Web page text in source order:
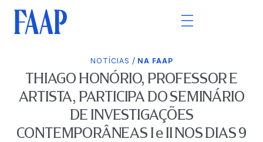
NOTÍCIAS / NA FAAP
THIAGO HONÓRIO, PROFESSOR E
ARTISTA, PARTICIPA DO SEMINÁRIO
DE INVESTIGAÇÕES
CONTEMPORÂNEAS I e II NOS DIAS 9